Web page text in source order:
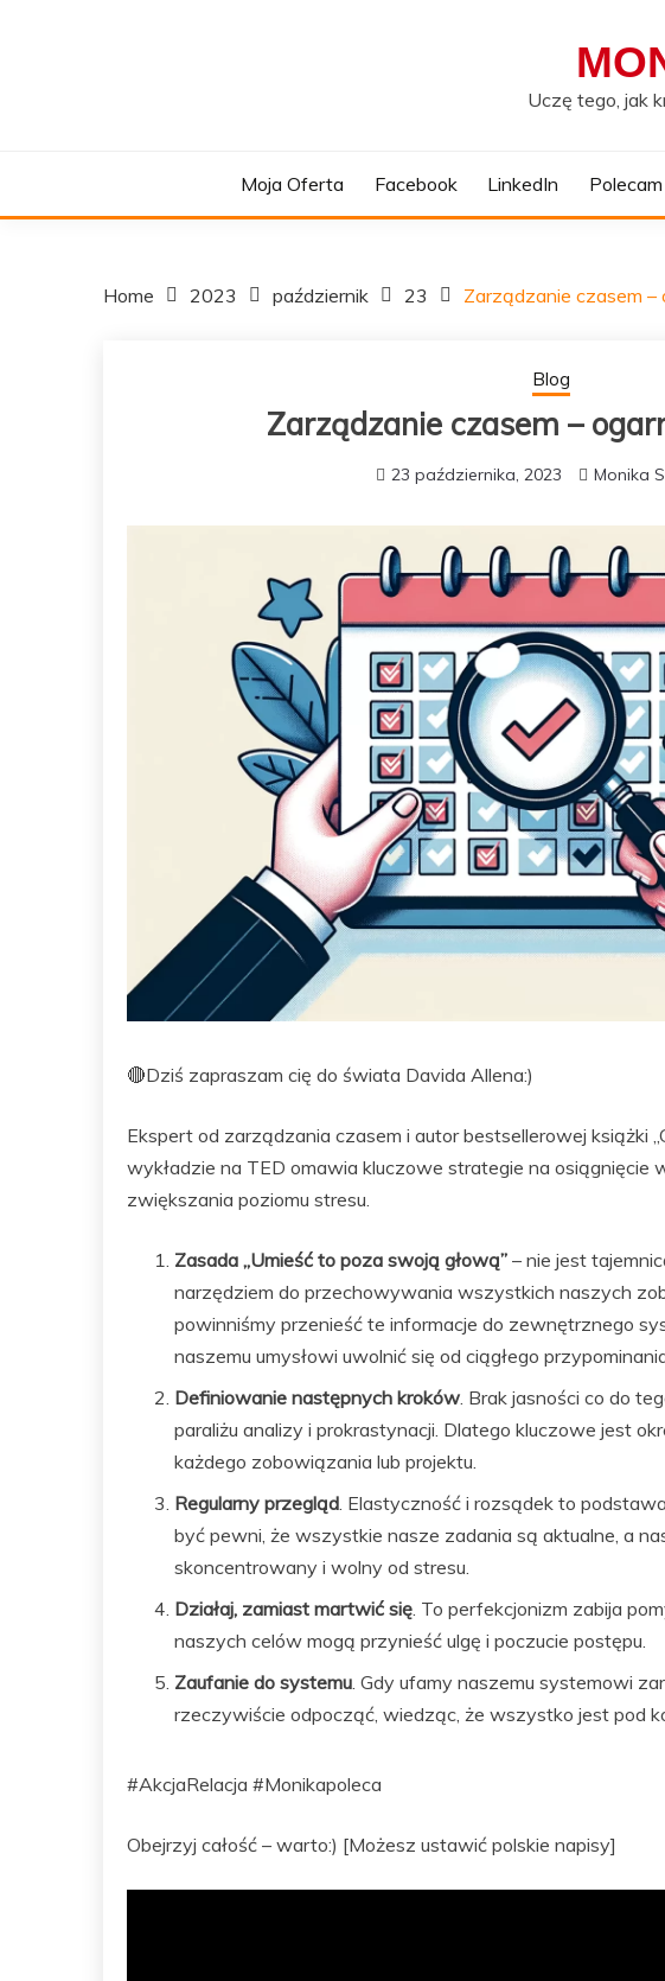
Uczę tego, jak
Moja Oferta Facebook LinkedIn Polecam
Home 2023 październik 23 Zarządzanie czasem –
Blog
Zarządzanie czasem –
23 października, 2023 Monika
🔴Dziś zapraszam cię do świata Davida Allena:)
Ekspert od zarządzania czasem i autor bestsellerowej książki
wykładzie na TED omawia kluczowe strategie na osiągnięcie
zwiększania poziomu stresu.
Zasada „Umieść to poza swoją głową” – nie jest
narzędziem do przechowywania wszystkich naszych
powinniśmy przenieść te informacje do zewnętrznego
naszemu umysłowi uwolnić się od ciągłego
Definiowanie następnych kroków. Brak jasności co do
paraliżu analizy i prokrastynacji. Dlatego kluczowe jest
każdego zobowiązania lub projektu.
Regularny przegląd. Elastyczność i rozsądek to
być pewni, że wszystkie nasze zadania są aktualne, a
skoncentrowany i wolny od stresu.
Działaj, zamiast martwić się. To perfekcjonizm zabija
naszych celów mogą przynieść ulgę i poczucie postępu.
Zaufanie do systemu. Gdy ufamy naszemu systemowi
rzeczywiście odpocząć, wiedząc, że wszystko jest pod
#AkcjaRelacja #Monikapoleca
Obejrzyj całość – warto:) [Możesz ustawić polskie napisy]